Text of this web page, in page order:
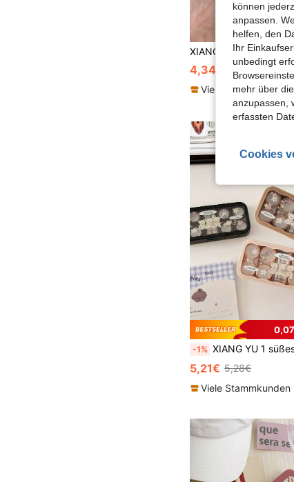
4,34€
4,35€
Viele Stammkunden
-1% XIANG YU 1 süßes Bären-Kontaktlinsen-Etui, Begleiter-Pflege-Etui, Kontaktlinsen-Etui und
5,21€ 5,28€
Viele Stammkunden
können
anpassen.
helfen, den
Ihr
unbedingt
mehr über
anzupassen,
erfassten
Cookies